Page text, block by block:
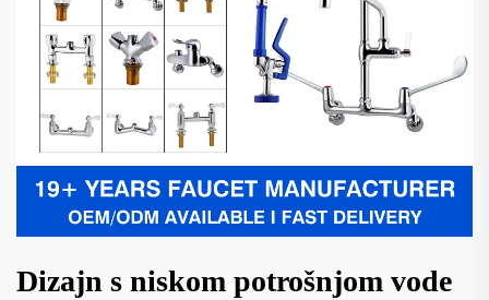
Dizajn s niskom potrošnjom vode